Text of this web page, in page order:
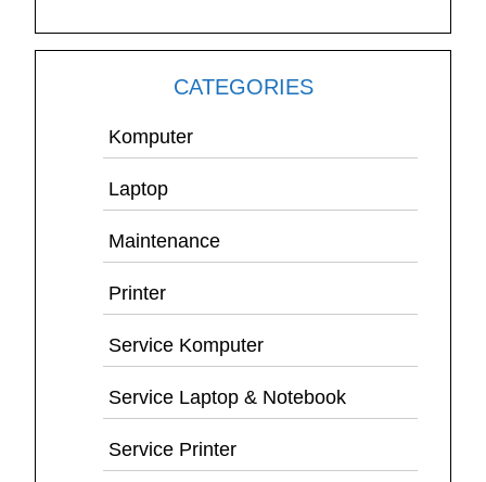
CATEGORIES
Komputer
Laptop
Maintenance
Printer
Service Komputer
Service Laptop & Notebook
Service Printer